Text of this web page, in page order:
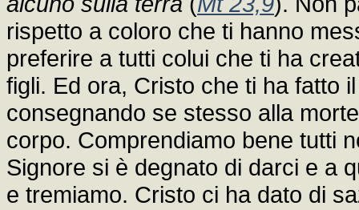
rispetto a coloro che ti hanno
preferire a tutti colui che ti ha
figli. Ed ora, Cristo che ti ha fatto
consegnando se stesso alla
corpo. Comprendiamo bene tutti
Signore si è degnato di darci e a
e tremiamo. Cristo ci ha dato di